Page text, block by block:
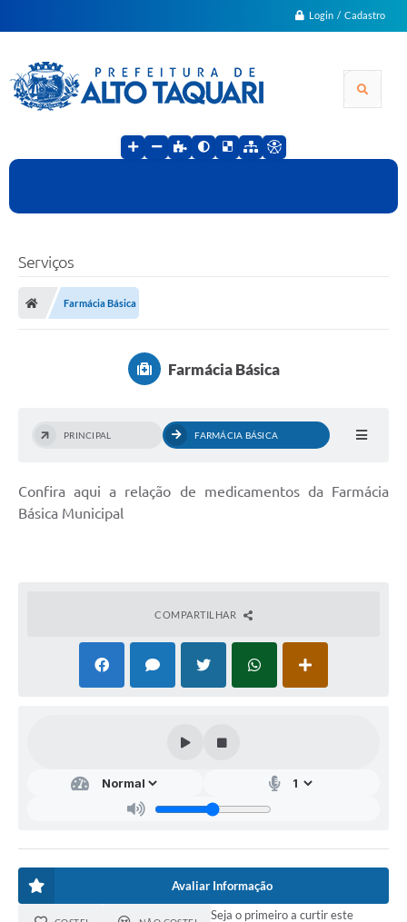
Login / Cadastro
Serviços
Farmácia Básica
Farmácia Básica
PRINCIPAL FARMÁCIA BÁSICA
Confira aqui a relação de medicamentos da Farmácia
Básica Municipal
COMPARTILHAR
Avaliar Informação
Seja o primeiro a curtir este